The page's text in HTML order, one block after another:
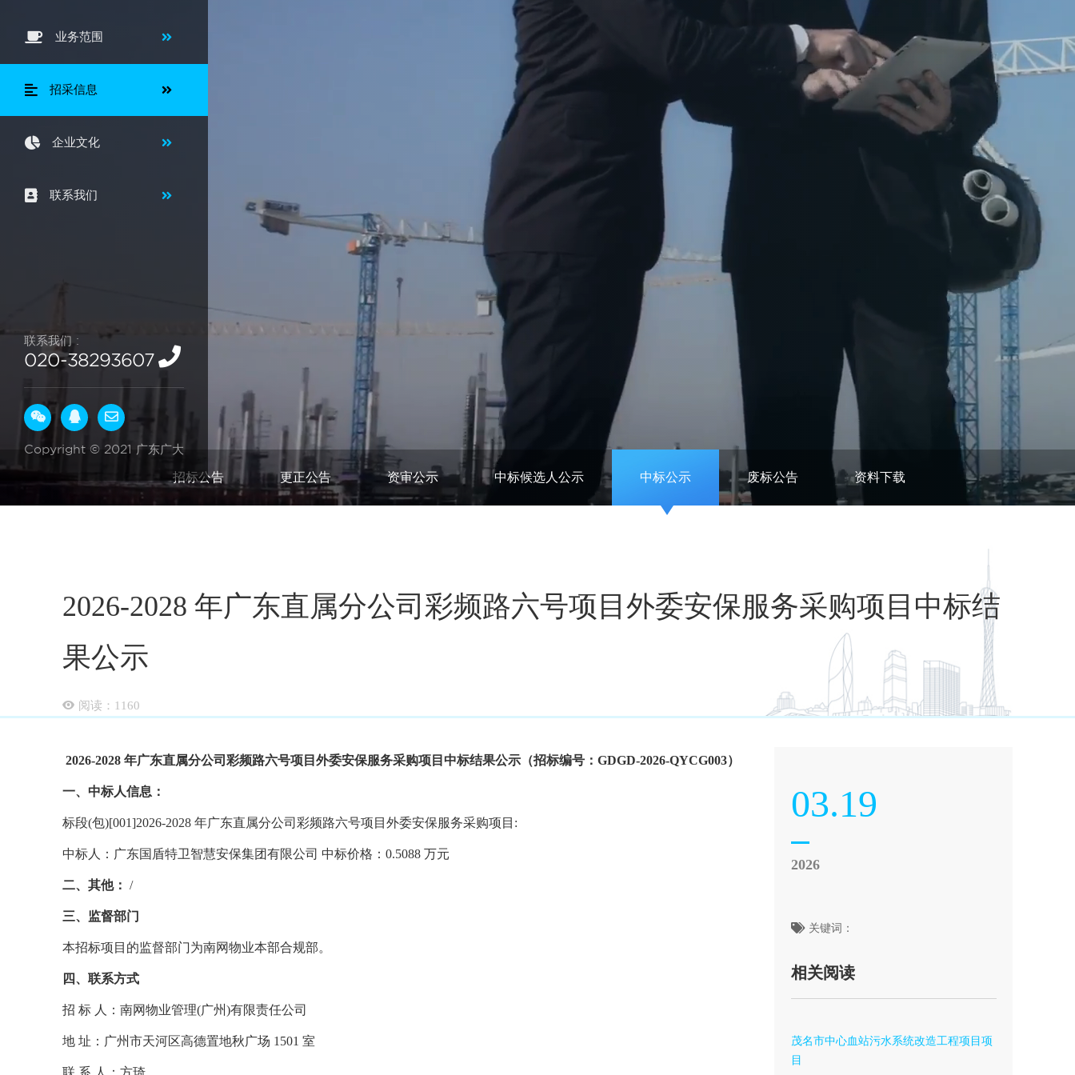
业务范围
招采信息
企业文化
联系我们
联系我们 :
020-38293607
Copyright © 2021 广东广大
招标公告 更正公告 资审公示 中标候选人公示 中标公示 废标公告 资料下载
2026-2028 年广东直属分公司彩频路六号项目外委安保服务采购项目中标结
果公示
阅读： 1160
2026-2028 年广东直属分公司彩频路六号项目外委安保服务采购项目中标结果公示（招标编号：GDGD-2026-QYCG003）
一、中标人信息：
标段(包)[001]2026-2028 年广东直属分公司彩频路六号项目外委安保服务采购项目:
中标人：广东国盾特卫智慧安保集团有限公司 中标价格： 0.5088 万元
二、其他： /
三、监督部门
本招标项目的监督部门为南网物业本部合规部。
四、联系方式
招 标 人：南网物业管理(广州)有限责任公司
地 址：广州市天河区高德置地秋广场 1501 室
03.19
2026
关键词：
相关阅读
茂名市中心血站污水系统改造工程项目项
目